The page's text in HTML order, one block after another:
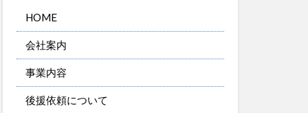
HOME
会社案内
事業内容
後援依頼について